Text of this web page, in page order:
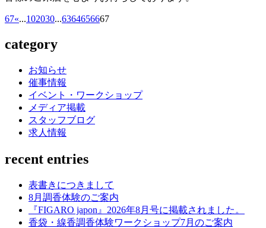
67«...102030...6364656667
category
お知らせ
催事情報
イベント・ワークショップ
メディア掲載
スタッフブログ
求人情報
recent entries
表書きにつきまして
8月調香体験のご案内
『FIGARO japon』2026年8月号に掲載されました。
香袋・線香調香体験ワークショップ7月のご案内